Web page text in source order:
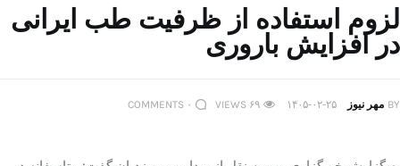
درباره راه‌ نو نیوز
ارتباط با راه‌ نو نیوز
حفظ حریم شخصی
لزوم استفاده از ظرفیت طب ایرانی
در افزایش باروری
BY مهر نیوز ۱۴۰۵-۰۲-۲۵ ۶۹ VIEWS ۰ COMMENTS